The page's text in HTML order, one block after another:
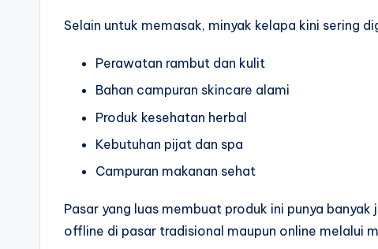
Selain untuk memasak, minyak kelapa kini sering
Perawatan rambut dan kulit
Bahan campuran skincare alami
Produk kesehatan herbal
Kebutuhan pijat dan spa
Campuran makanan sehat
Pasar yang luas membuat produk ini punya
offline di pasar tradisional maupun online melalui